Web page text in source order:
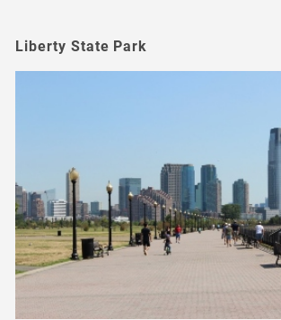
Liberty State Park